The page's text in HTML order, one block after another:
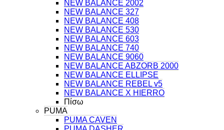
NEW BALANCE 2002
NEW BALANCE 327
NEW BALANCE 408
NEW BALANCE 530
NEW BALANCE 603
NEW BALANCE 740
NEW BALANCE 9060
NEW BALANCE ABZORB 2000
NEW BALANCE ELLIPSE
NEW BALANCE REBEL v5
NEW BALANCE X HIERRO
Πίσω
PUMA
PUMA CAVEN